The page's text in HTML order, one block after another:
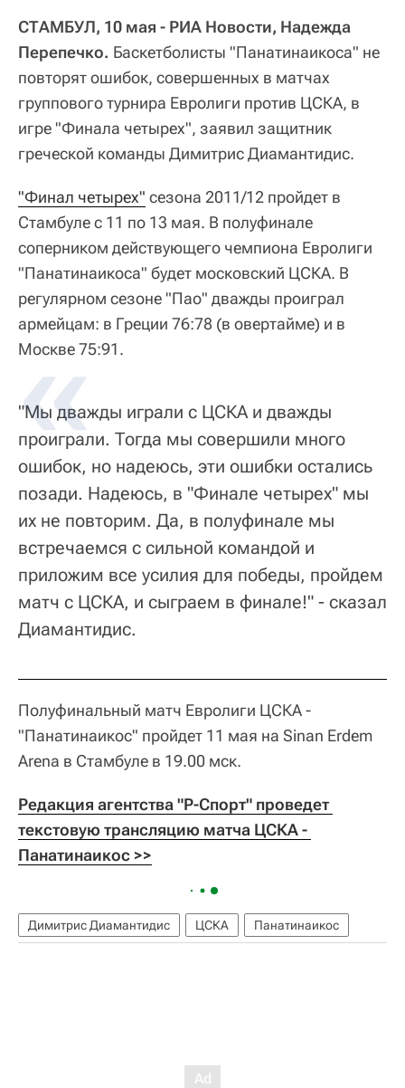
СТАМБУЛ, 10 мая - РИА Новости, Надежда
Перепечко. Баскетболисты "Панатинаикоса" не
повторят ошибок, совершенных в матчах
группового турнира Евролиги против ЦСКА, в
игре "Финала четырех", заявил защитник
греческой команды Димитрис Диамантидис.
"Финал четырех" сезона 2011/12 пройдет в
Стамбуле с 11 по 13 мая. В полуфинале
соперником действующего чемпиона Евролиги
"Панатинаикоса" будет московский ЦСКА. В
регулярном сезоне "Пао" дважды проиграл
армейцам: в Греции 76:78 (в овертайме) и в
Москве 75:91.
"Мы дважды играли с ЦСКА и дважды
проиграли. Тогда мы совершили много
ошибок, но надеюсь, эти ошибки остались
позади. Надеюсь, в "Финале четырех" мы
их не повторим. Да, в полуфинале мы
встречаемся с сильной командой и
приложим все усилия для победы, пройдем
матч с ЦСКА, и сыграем в финале!" - сказал
Диамантидис.
Полуфинальный матч Евролиги ЦСКА -
"Панатинаикос" пройдет 11 мая на Sinan Erdem
Arena в Стамбуле в 19.00 мск.
Редакция агентства "Р-Спорт" проведет
Панатинаикос >>
Димитрис Диамантидис ЦСКА Панатинаикос